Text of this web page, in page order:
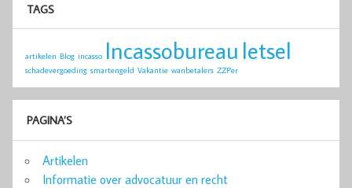
TAGS
artikelen Blog incasso Incassobureau letsel
schadevergoeding smartengeld Vakantie wanbetalers ZZP'er
PAGINA’S
Artikelen
Informatie over advocatuur en recht